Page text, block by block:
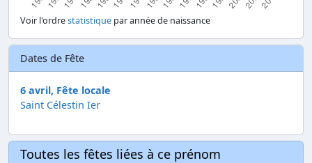
Voir l'ordrestatistique par année de naissance
Dates de Fête
6 avril, Fête locale
Saint Célestin Ier
Toutes les fêtes liées à ce prénom